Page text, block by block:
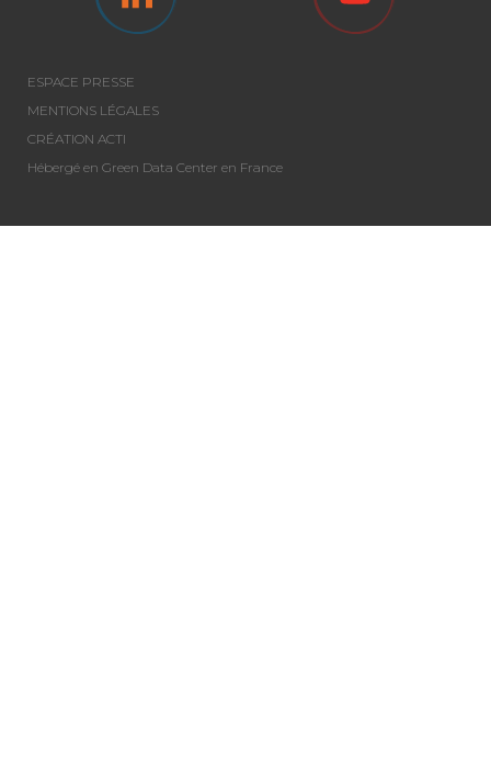
ESPACE PRESSE
MENTIONS LÉGALES
CRÉATION ACTI
Hébergé en Green Data Center en France